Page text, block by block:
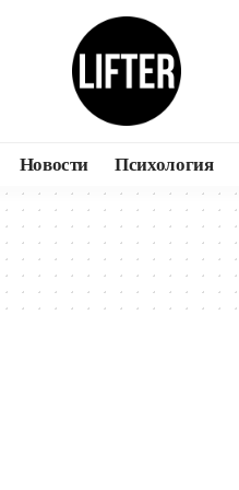
Новости Психология